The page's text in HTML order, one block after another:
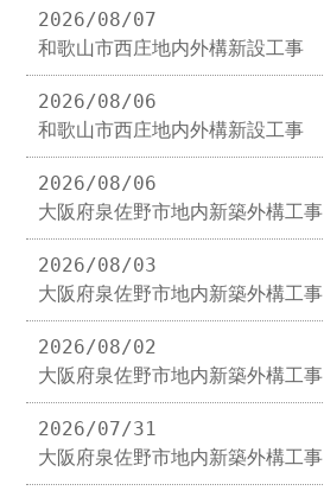
2026/08/07
和歌山市西庄地内外構新設工事
2026/08/06
和歌山市西庄地内外構新設工事
2026/08/06
大阪府泉佐野市地内新築外構工事
2026/08/03
大阪府泉佐野市地内新築外構工事
2026/08/02
大阪府泉佐野市地内新築外構工事
2026/07/31
大阪府泉佐野市地内新築外構工事